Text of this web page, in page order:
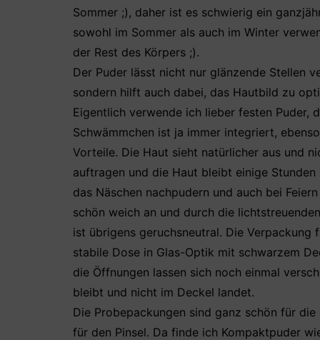
Sommer ;), daher ist es schwierig ein
sowohl im Sommer als auch im Winter
der Rest des Körpers ;).
Der Puder lässt nicht nur glänzende Stellen
sondern hilft auch dabei, das Hautbild zu
Eigentlich verwende ich lieber festen Puder,
Schwämmchen ist ja immer integriert,
Vorteile. Die Haut sieht natürlicher aus und
auftragen und die Haut bleibt einige
das Näschen nachpudern und auch bei
schön weich an und durch die
ist übrigens geruchsneutral. Die
stabile Dose in Glas-Optik mit schwarzem
die Öffnungen lassen sich noch einmal
bleibt und nicht im Deckel landet.
Die Probepackungen sind ganz schön für
für den Pinsel. Da finde ich Kompaktpuder